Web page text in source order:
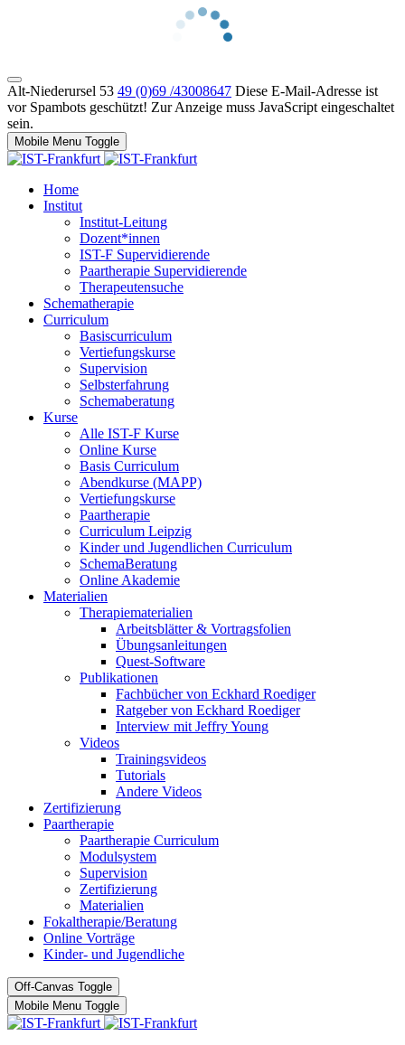
Alt-Niederursel 53 49 (0)69 /43008647 Diese E-Mail-Adresse ist
vor Spambots geschützt! Zur Anzeige muss JavaScript eingeschaltet
sein.
Mobile Menu Toggle
Home
Institut
Institut-Leitung
Dozent*innen
IST-F Supervidierende
Paartherapie Supervidierende
Therapeutensuche
Schematherapie
Curriculum
Basiscurriculum
Vertiefungskurse
Supervision
Selbsterfahrung
Schemaberatung
Kurse
Alle IST-F Kurse
Online Kurse
Basis Curriculum
Abendkurse (MAPP)
Vertiefungskurse
Paartherapie
Curriculum Leipzig
Kinder und Jugendlichen Curriculum
SchemaBeratung
Online Akademie
Materialien
Therapiematerialien
Arbeitsblätter & Vortragsfolien
Übungsanleitungen
Quest-Software
Publikationen
Fachbücher von Eckhard Roediger
Ratgeber von Eckhard Roediger
Interview mit Jeffry Young
Videos
Trainingsvideos
Tutorials
Andere Videos
Zertifizierung
Paartherapie
Paartherapie Curriculum
Modulsystem
Supervision
Zertifizierung
Materialien
Fokaltherapie/Beratung
Online Vorträge
Kinder- und Jugendliche
Off-Canvas Toggle
Mobile Menu Toggle